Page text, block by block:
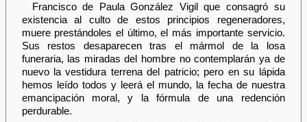
Francisco de Paula González Vigil que consagró su
existencia al culto de estos principios regeneradores,
muere prestándoles el último, el más importante servicio.
Sus restos desaparecen tras el mármol de la losa
funeraria, las miradas del hombre no contemplarán ya de
nuevo la vestidura terrena del patricio; pero en su lápida
hemos leído todos y leerá el mundo, la fecha de nuestra
emancipación moral, y la fórmula de una redención
perdurable.